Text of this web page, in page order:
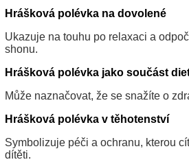
Hrášková polévka na dovolené
Ukazuje na touhu po relaxaci a
shonu.
Hrášková polévka jako součást
Může naznačovat, že se snažíte o
Hrášková polévka v těhotenství
Symbolizuje péči a ochranu, kterou
dítěti.